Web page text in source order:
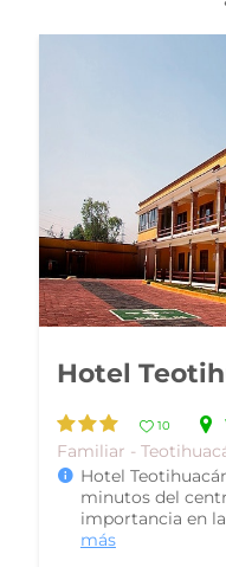
Hotel
10
Familiar -
Hotel
minutos del
importancia en
más